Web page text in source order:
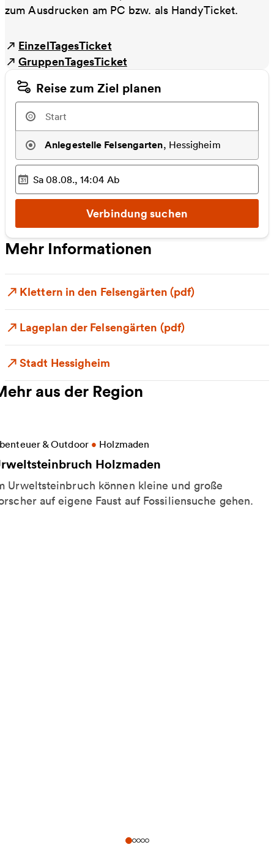
zum Ausdrucken am PC bzw. als HandyTicket.
EinzelTagesTicket
GruppenTagesTicket
Reise zum Ziel planen
Anlegestelle Felsengarten, Hessigheim
Ausgewählter Zeitpunkt
Sa 08.08., 14:04 Ab
Verbindung suchen
Mehr Informationen
Klettern in den Felsengärten (pdf)
Lageplan der Felsengärten (pdf)
Stadt Hessigheim
aus der Region
& Outdoor • Holzmaden
Holzmaden
Urweltsteinbruch können kleine und große
auf eigene Faust auf Fossiliensuche gehen.
Informationen zu Urweltsteinbruch